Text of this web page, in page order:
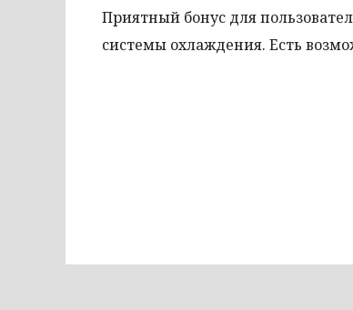
Приятный бонус для
системы охлаждения. Есть